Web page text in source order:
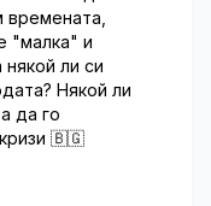
"малка" и
ли си
Някой ли
да го
кризи 🇧🇬